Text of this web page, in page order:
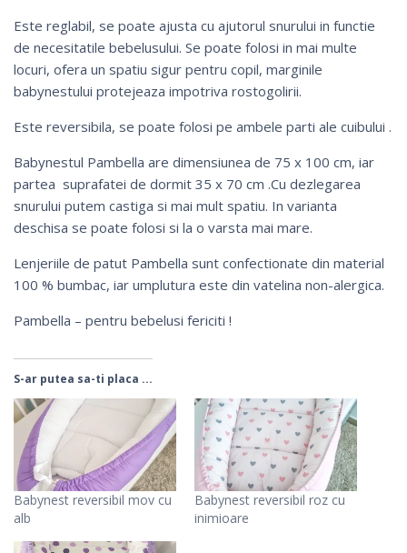
Este reglabil, se poate ajusta cu ajutorul snurului in functie
de necesitatile bebelusului. Se poate folosi in mai multe
locuri, ofera un spatiu sigur pentru copil, marginile
babynestului protejeaza impotriva rostogolirii.
Este reversibila, se poate folosi pe ambele parti ale cuibului .
Babynestul Pambella are dimensiunea de 75 x 100 cm, iar
partea suprafatei de dormit 35 x 70 cm .Cu dezlegarea
snurului putem castiga si mai mult spatiu. In varianta
deschisa se poate folosi si la o varsta mai mare.
Lenjeriile de patut Pambella sunt confectionate din material
100 % bumbac, iar umplutura este din vatelina non-alergica.
Pambella – pentru bebelusi fericiti !
S-ar putea sa-ti placa ...
Babynest reversibil mov cu
alb
Babynest reversibil roz cu
inimioare